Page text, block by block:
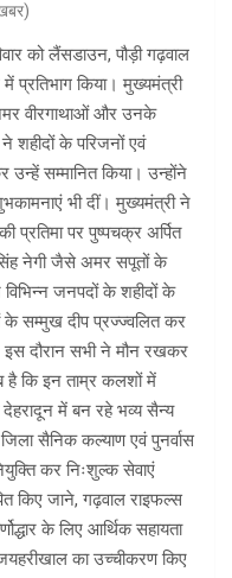
को लैंसडाउन, पौड़ी गढ़वाल
प्रतिभाग किया। मुख्यमंत्री
वीरगाथाओं और उनके
शहीदों के परिजनों एवं
सम्मानित किया। उन्होंने
भी दीं। मुख्यमंत्री ने
प्रतिमा पर पुष्पचक्र अर्पित
सिंह नेगी जैसे अमर सपूतों के
जनपदों के शहीदों के
सम्मुख दीप प्रज्ज्वलित कर
इस दौरान सभी ने मौन रखकर
है कि इन ताम्र कलशों में
में बन रहे भव्य सैन्य
सैनिक कल्याण एवं पुनर्वास
कर निःशुल्क सेवाएं
किए जाने, गढ़वाल राइफल्स
के लिए आर्थिक सहायता
का उच्चीकरण किए